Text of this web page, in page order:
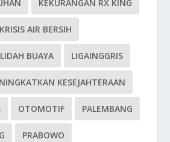
KEKURANGAN RX KING
KRISIS AIR BERSIH
LIDAH BUAYA LIGAINGGRIS
KESEJAHTERAAN
OTOMOTIF PALEMBANG
PRABOWO